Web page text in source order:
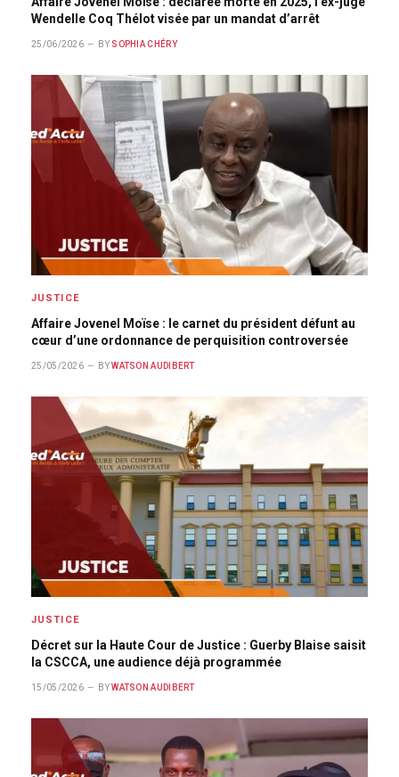
Wendelle Coq Thélot visée par un mandat d’arrêt
25/06/2026 BY SOPHIA CHÉRY
JUSTICE
Affaire Jovenel Moïse : le carnet du président défunt au
cœur d’une ordonnance de perquisition controversée
25/05/2026 BY WATSON AUDIBERT
JUSTICE
Décret sur la Haute Cour de Justice : Guerby Blaise saisit
la CSCCA, une audience déjà programmée
15/05/2026 BY WATSON AUDIBERT